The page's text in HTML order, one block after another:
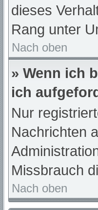
dieses
Rang unter
Nach oben
» Wenn ich
ich
Nur
Nachrichten
Missbrauch
Nach oben